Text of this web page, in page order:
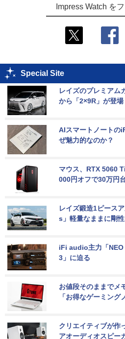
Impress Watch を
Special Site
レイズのプレミアム
から「2×9R」が登場
AIスマートノートの
ぜ魅力的なのか？
マウス、RTX 5060
000円オフで30万円
レイズ鍛造1ピース
s」軽量なままに剛
iFi audio主力「
3」に迫る
お値段そのままでメ
「お得なゲーミング
クリエイティブが作
アオーディオスピー